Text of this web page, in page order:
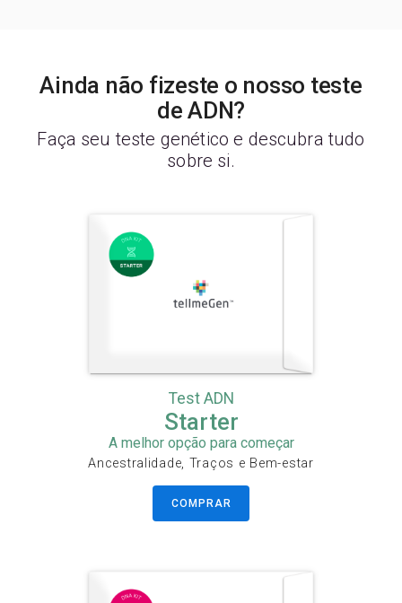
Ainda não fizeste o nosso teste
de ADN?
Faça seu teste genético e descubra tudo
sobre si.
Test ADN
Starter
A melhor opção para começar
Ancestralidade, Traços e Bem-estar
COMPRAR